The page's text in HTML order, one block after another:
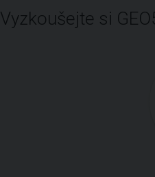
Vyzkoušejte si